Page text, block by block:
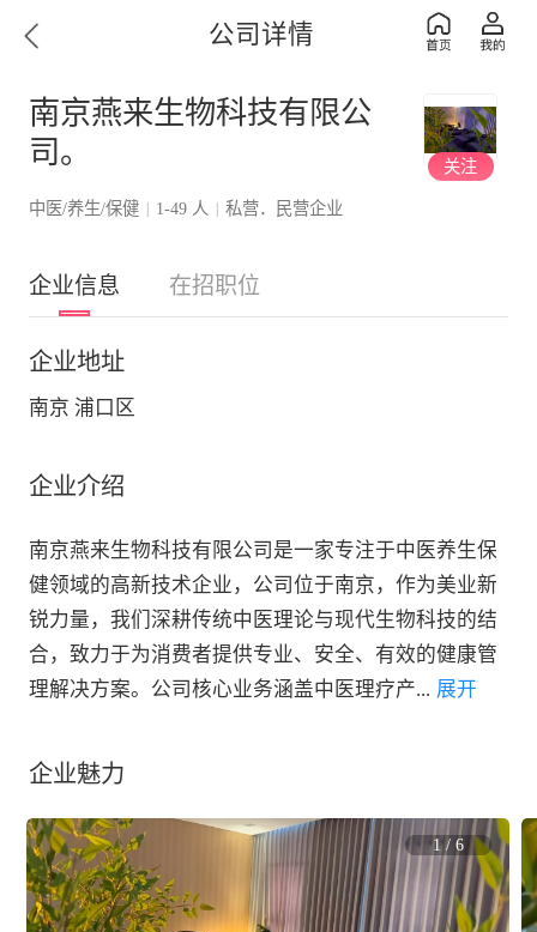
公司详情
南京燕来生物科技有限公
司。
中医/养生/保健 | 1-49 人 | 私营．民营企业
关注
企业信息 在招职位
企业地址
南京 浦口区
企业介绍
南京燕来生物科技有限公司是一家专注于中医养生保
健领域的高新技术企业，公司位于南京，作为美业新
锐力量，我们深耕传统中医理论与现代生物科技的结
合，致力于为消费者提供专业、安全、有效的健康管
理解决方案。公司核心业务涵盖中医理疗产... 展开
企业魅力
1/ 6